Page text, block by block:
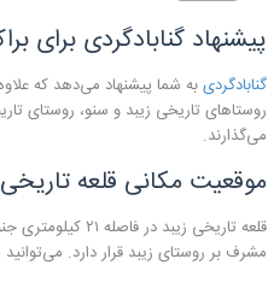
پیشنهاد گنابادگردی برای
گنابادگردیبه شما پیشنهاد می‌دهد که
روستاهای تاریخی زیبد و سنو، روستای
می‌گذارند.
موقعیت مکانی قلعه
مشرف بر روستای زیبد قرار دارد.